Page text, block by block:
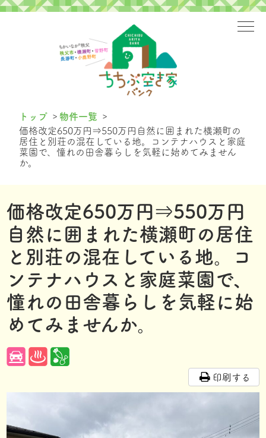
トップ > 物件一覧
>
価格改定650万円⇒550万円自然に囲まれた横瀬町の
居住と別荘の混在している地。コンテナハウスと家庭
菜園で、憧れの田舎暮らしを気軽に始めてみません
か。
価格改定650万円⇒550万円
自然に囲まれた横瀬町の居住
と別荘の混在している地。コ
ンテナハウスと家庭菜園で、
憧れの田舎暮らしを気軽に始
めてみませんか。
印刷する